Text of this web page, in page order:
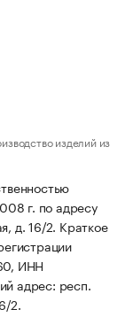
изделий из
г. по адресу
д. 16/2. Краткое
ИНН
адрес: респ.
2.